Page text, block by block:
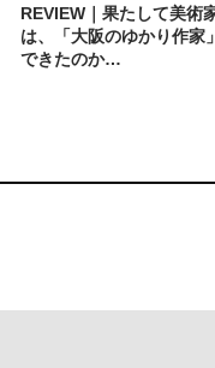
REVIEW｜果たして美術
は、「大阪のゆかり作家
できたのか…